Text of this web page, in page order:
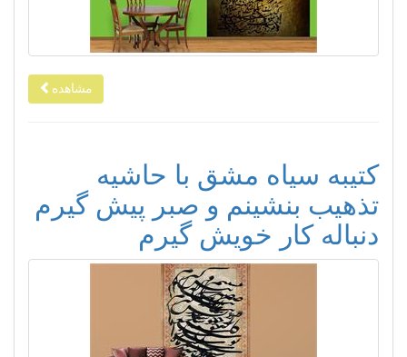
مشاهده
کتیبه سیاه مشق با حاشیه
تذهیب بنشینم و صبر پیش گیرم
دنباله کار خویش گیرم